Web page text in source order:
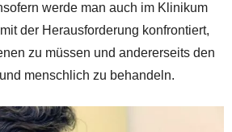
werde man auch im Klinikum
der Herausforderung konfrontiert,
zu müssen und andererseits den
menschlich zu behandeln.